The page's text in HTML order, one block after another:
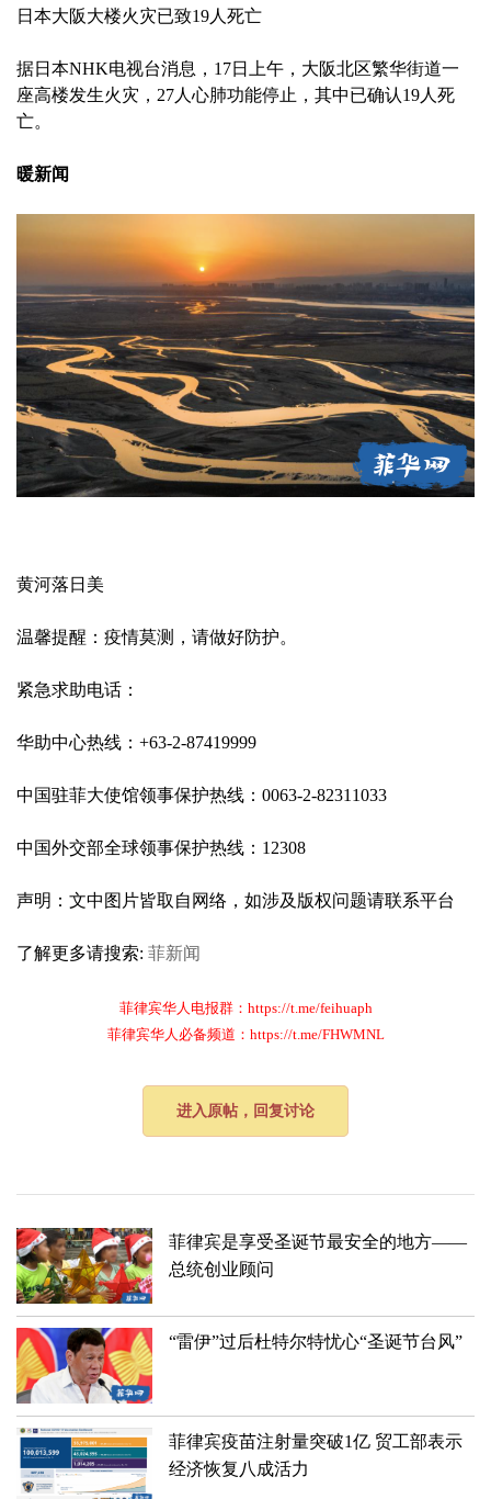
日本大阪大楼火灾已致19人死亡
据日本NHK电视台消息，17日上午，大阪北区繁华街道一
座高楼发生火灾，27人心肺功能停止，其中已确认19人死
亡。
暖新闻
黄河落日美
温馨提醒：疫情莫测，请做好防护。
紧急求助电话：
华助中心热线：+63-2-87419999
中国驻菲大使馆领事保护热线：0063-2-82311033
中国外交部全球领事保护热线：12308
声明：文中图片皆取自网络，如涉及版权问题请联系平台
了解更多请搜索: 菲新闻
菲律宾华人电报群：https://t.me/feihuaph
菲律宾华人必备频道：https://t.me/FHWMNL
进入原帖，回复讨论
​菲律宾是享受圣诞节最安全的地方——
总统创业顾问
“雷伊”过后杜特尔特忧心“圣诞节台风”
菲律宾疫苗注射量突破1亿 贸工部表示
经济恢复八成活力